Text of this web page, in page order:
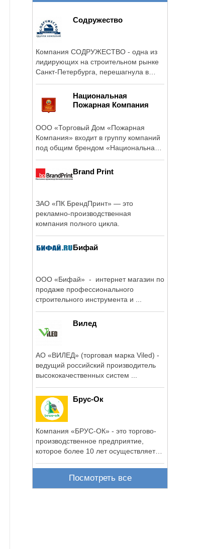
Содружество
Компания СОДРУЖЕСТВО - одна из
лидирующих на строительном рынке
Санкт-Петербурга, перешагнула в
Национальная
Пожарная Компания
ООО «Торговый Дом «Пожарная
Компания» входит в группу компаний
под общим брендом «Национальная
Brand Print
ЗАО «ПК БрендПринт» — это
рекламно-производственная
компания полного цикла.
Бифай
ООО «Бифай» - интернет магазин по
продаже профессионального
строительного инструмента и ...
Вилед
АО «ВИЛЕД» (торговая марка Viled) -
ведущий российский производитель
высококачественных систем ...
Брус-Ок
Компания «БРУС-ОК» - это торгово-
производственное предприятие,
которое более 10 лет осуществляет
Посмотреть все